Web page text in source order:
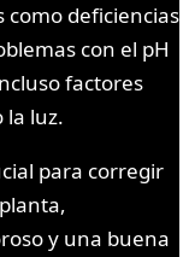
como deficiencias
con el pH
factores
la luz.
para corregir
y una buena